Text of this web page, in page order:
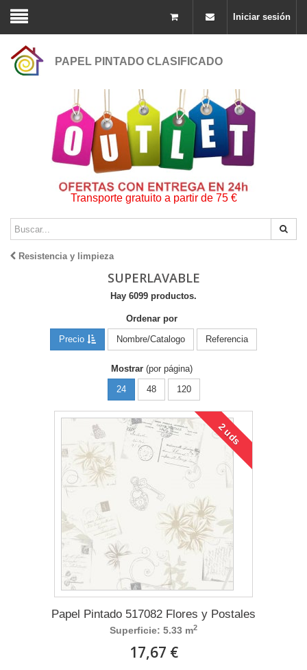
Iniciar sesión
PAPEL PINTADO CLASIFICADO
Transporte gratuito a partir de 75 €
Resistencia y limpieza
SUPERLAVABLE
Hay 6099 productos.
Ordenar por
Precio
Nombre/Catalogo Referencia
Mostrar (por página)
24
48 120
2 uds
Papel Pintado 517082 Flores y Postales
Superficie: 5.33 m2
17,67 €